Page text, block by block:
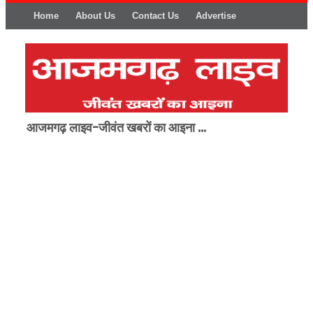
Home About Us Contact Us Advertise
आजमगढ़ लाइव-जीवंत खबरों का आइना ...